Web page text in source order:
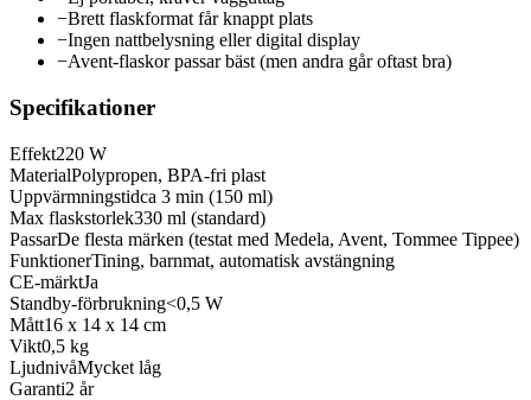
−Brett flaskformat får knappt plats
−Ingen nattbelysning eller digital display
−Avent-flaskor passar bäst (men andra går oftast bra)
Specifikationer
Effekt220 W
MaterialPolypropen, BPA-fri plast
Uppvärmningstidca 3 min (150 ml)
Max flaskstorlek330 ml (standard)
PassarDe flesta märken (testat med Medela, Avent, Tommee Tippee)
FunktionerTining, barnmat, automatisk avstängning
CE-märktJa
Standby-förbrukning<0,5 W
Mått16 x 14 x 14 cm
Vikt0,5 kg
LjudnivåMycket låg
Garanti2 år